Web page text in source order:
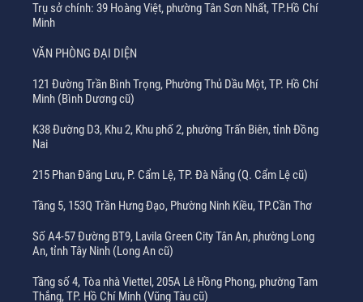
Trụ sở chính: 39 Hoàng Việt, phường Tân Sơn Nhất, TP.Hồ Chí
Minh
VĂN PHÒNG ĐẠI DIỆN
121 Đường Trần Bình Trọng, Phường Thủ Dầu Một, TP. Hồ Chí
Minh (Bình Dương cũ)
K38 Đường D3, Khu 2, Khu phố 2, phường Trấn Biên, tỉnh Đồng
Nai
215 Phan Đăng Lưu, P. Cẩm Lệ, TP. Đà Nẵng (Q. Cẩm Lệ cũ)
Tầng 5, 153Q Trần Hưng Đạo, Phường Ninh Kiều, TP.Cần Thơ
Số A4-57 Đường BT9, Lavila Green City Tân An, phường Long
An, tỉnh Tây Ninh (Long An cũ)
Tầng số 4, Tòa nhà Viettel, 205A Lê Hồng Phong, phường Tam
Thắng, TP. Hồ Chí Minh (Vũng Tàu cũ)